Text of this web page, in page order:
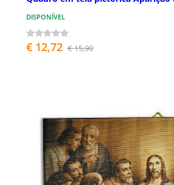
DISPONÍVEL
€ 12,72 € 15,90